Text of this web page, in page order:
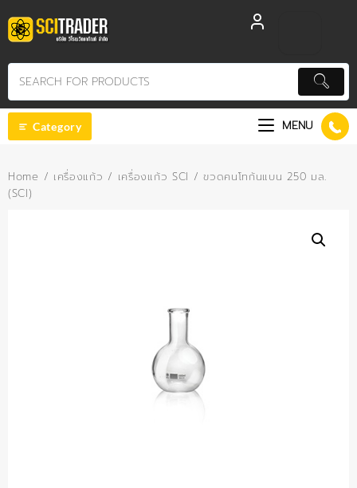
to
content
Category MENU
Home / เครื่องแก้ว / เครื่องแก้ว SCI / ขวดคนโทก้นแบน 250 มล.
(SCI)